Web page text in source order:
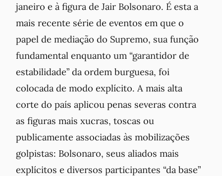
janeiro e à figura de Jair Bolsonaro. É esta a
mais recente série de eventos em que o
papel de mediação do Supremo, sua função
fundamental enquanto um “garantidor de
estabilidade” da ordem burguesa, foi
colocada de modo explícito. A mais alta
corte do país aplicou penas severas contra
as figuras mais xucras, toscas ou
publicamente associadas às mobilizações
golpistas: Bolsonaro, seus aliados mais
explícitos e diversos participantes “da base”